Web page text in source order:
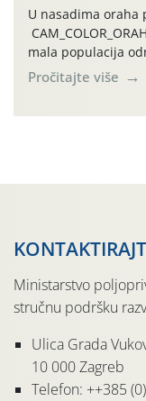
U nasadima oraha
mala populacija
(Rhagoletis
činjenicom da je
Pročitajte više
Ministarstvo
stručnu podršku
Ulica Grada
10 000 Zagreb
Telefon: ++385